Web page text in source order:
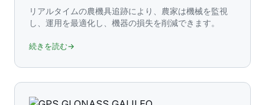
リアルタイムの農機具追跡により、農家は機械を監視
し、運用を最適化し、機器の損失を削減できます。
続きを読む→